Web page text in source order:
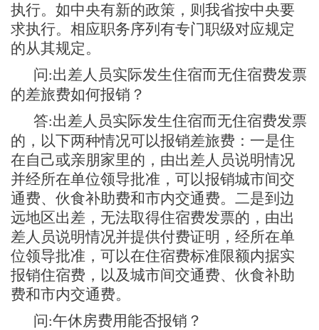
执行。如中央有新的政策，则我省按中央要
求执行。相应职务序列有专门职级对应规定
的从其规定。
问:出差人员实际发生住宿而无住宿费发票
的差旅费如何报销？
答:出差人员实际发生住宿而无住宿费发票
的，以下两种情况可以报销差旅费：一是住
在自己或亲朋家里的，由出差人员说明情况
并经所在单位领导批准，可以报销城市间交
通费、伙食补助费和市内交通费。二是到边
远地区出差，无法取得住宿费发票的，由出
差人员说明情况并提供付费证明，经所在单
位领导批准，可以在住宿费标准限额内据实
报销住宿费，以及城市间交通费、伙食补助
费和市内交通费。
问:午休房费用能否报销？